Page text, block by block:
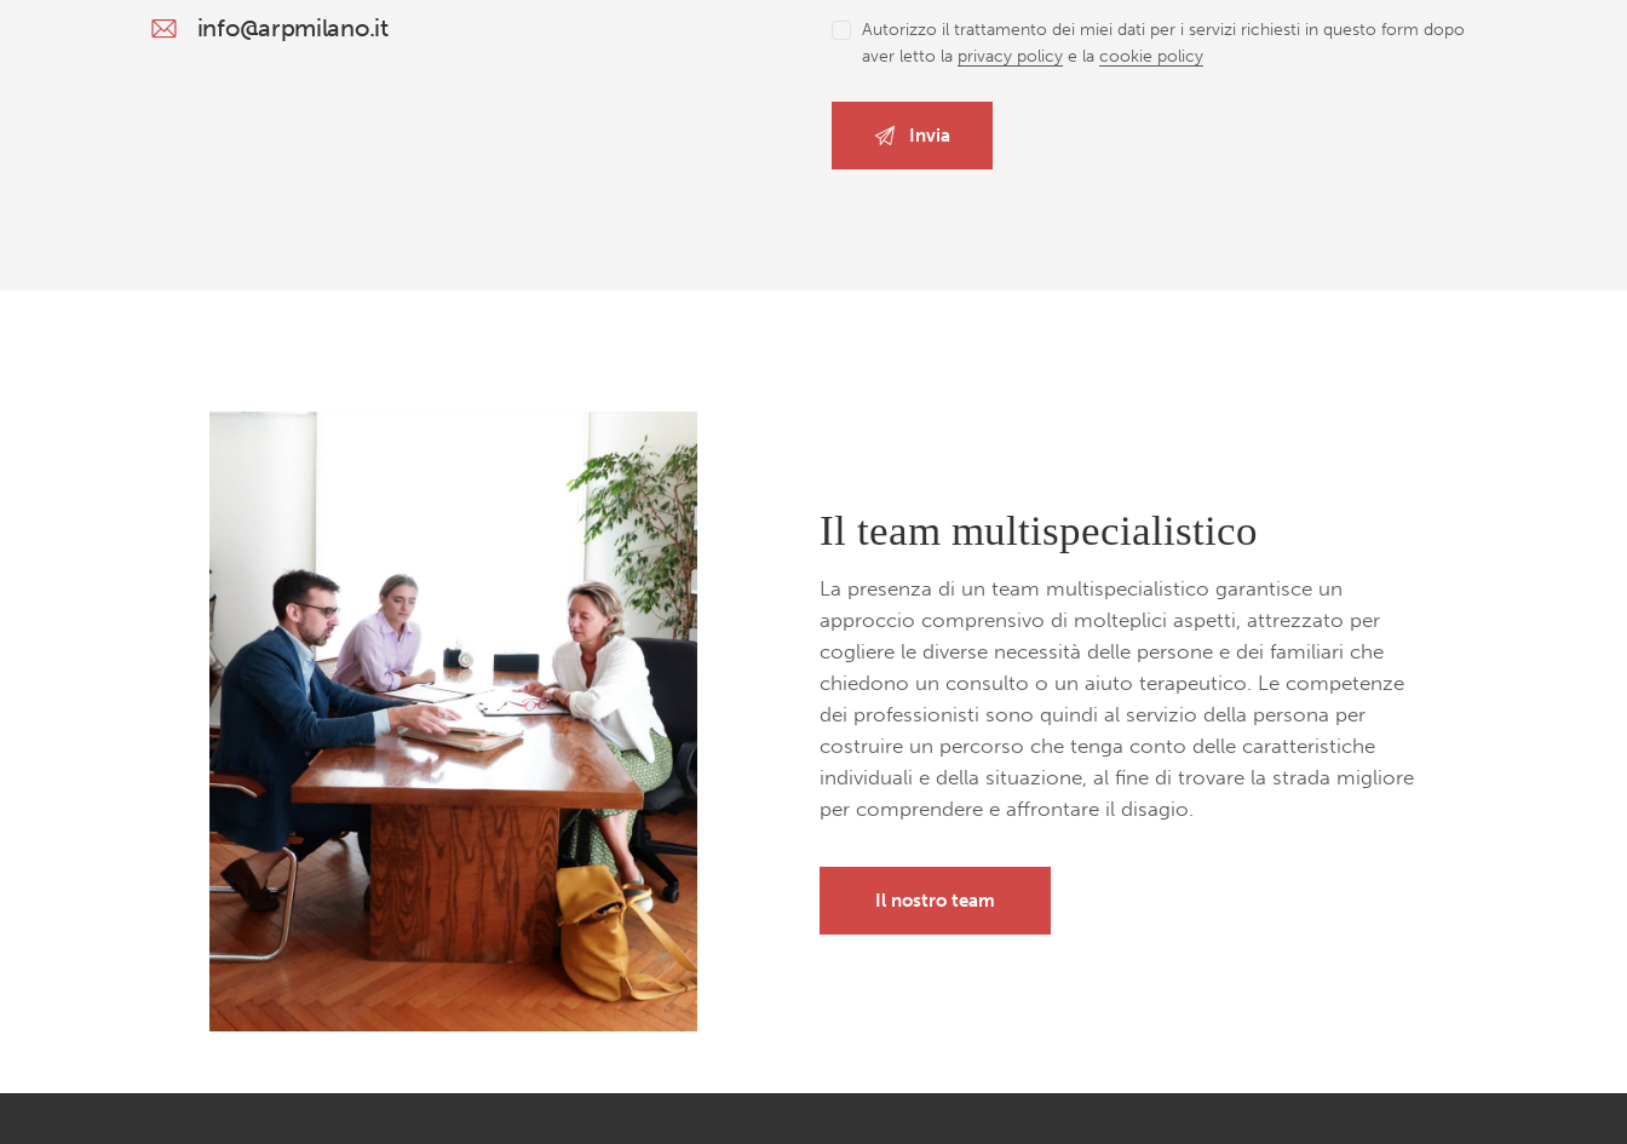
info@arpmilano.it
Autorizzo il trattamento dei miei dati per i servizi richiesti in questo form dopo
aver letto la privacy policy e lacookie policy
Il team multispecialistico
La presenza di un team multispecialistico garantisce un
approccio comprensivo di molteplici aspetti, attrezzato per
cogliere le diverse necessità delle persone e dei familiari che
chiedono un consulto o un aiuto terapeutico. Le competenze
dei professionisti sono quindi al servizio della persona per
costruire un percorso che tenga conto delle caratteristiche
individuali e della situazione, al fine di trovare la strada migliore
per comprendere e affrontare il disagio.
Il nostro team